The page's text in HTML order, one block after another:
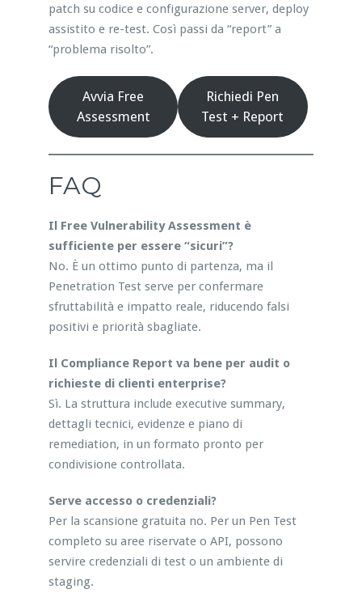
patch su codice e configurazione server, deploy
assistito e re-test. Così passi da “report” a
“problema risolto”.
Avvia Free
Assessment
Richiedi Pen
Test + Report
FAQ
Il Free Vulnerability Assessment è
sufficiente per essere “sicuri”?
No. È un ottimo punto di partenza, ma il
Penetration Test serve per confermare
sfruttabilità e impatto reale, riducendo falsi
positivi e priorità sbagliate.
Il Compliance Report va bene per audit o
richieste di clienti enterprise?
Sì. La struttura include executive summary,
dettagli tecnici, evidenze e piano di
remediation, in un formato pronto per
condivisione controllata.
Serve accesso o credenziali?
Per la scansione gratuita no. Per un Pen Test
completo su aree riservate o API, possono
servire credenziali di test o un ambiente di
staging.